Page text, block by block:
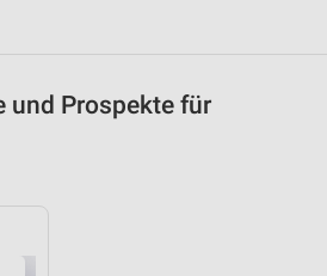
und Prospekte für